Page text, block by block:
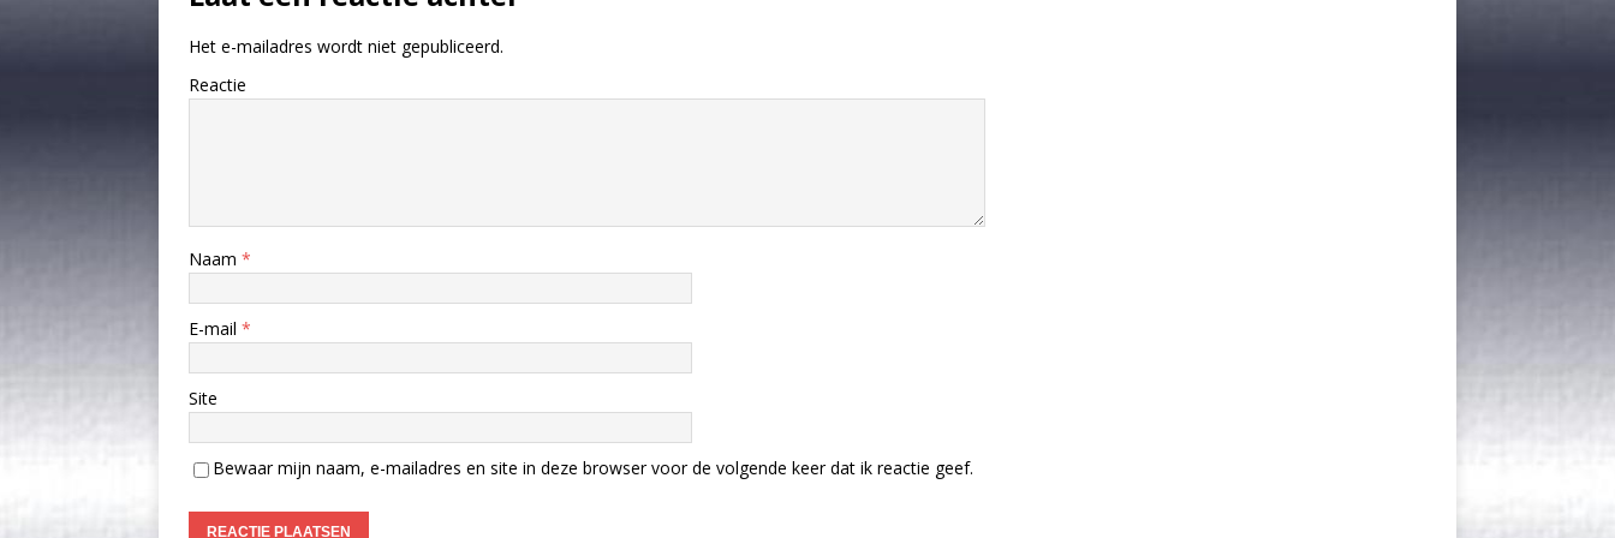
Het e-mailadres wordt niet gepubliceerd.
Reactie
Naam *
E-mail *
Site
Bewaar mijn naam, e-mailadres en site in deze browser voor de volgende keer dat ik reactie geef.